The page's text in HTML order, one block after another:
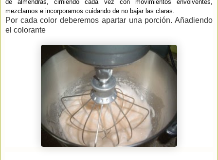
de almendras, cirniendo cada vez con movimientos envolventes,
mezclamos e incorporamos cuidando de no bajar las claras.
Por cada color deberemos apartar una porción. Añadiendo
el colorante